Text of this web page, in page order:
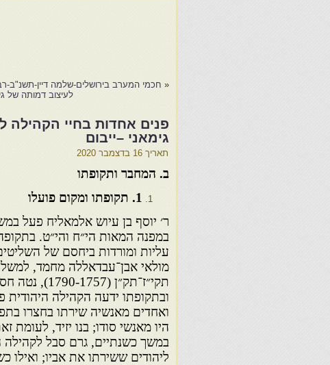
« חכמי המערב בירושלים-שלמה דיין-תשנ"ב-
לעיצוב דמותה של
פנים אחדות בחיי הקהילה
גימאני –ייבום
תאריך 16 בדצמבר 2020
ב. המחבר ותקופתו
1. תקופתו ומקום פועלו
ר׳ יוסף בן עיוש אלמאליח פעל
במפנה המאות הי״ח והי״ט. בתקופה
עליות ומורדות ביחסם של
מולאי אבן־עבדאללה מחמד,
תקי״ז־תק״ן
ובתקופתו ידעה הקהילה היהודית
ואחדים מאנשיה שירתו בחצרו
היו מאנשי סודו; בנו יזיד, לעומת
במשך כשנתיים, גרם סבל לקהילה
ליהודים ששירתו את אביו; ואילו